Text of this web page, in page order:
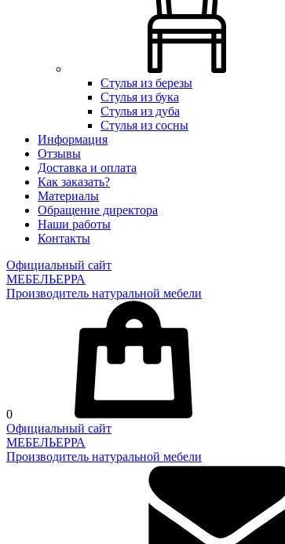
Стулья из березы
Стулья из бука
Стулья из дуба
Стулья из сосны
Информация
Отзывы
Доставка и оплата
Как заказать?
Материалы
Обращение директора
Наши работы
Контакты
Официальный сайт
МЕБЕЛЬЕРРА
Производитель натуральной мебели
0
Официальный сайт
МЕБЕЛЬЕРРА
Производитель натуральной мебели